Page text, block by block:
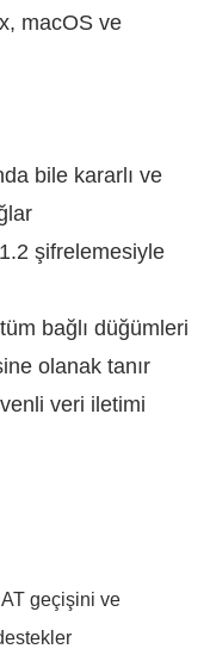
macOS ve
bile kararlı ve
şifrelemesiyle
bağlı düğümleri
olanak tanır
veri iletimi
geçişini ve